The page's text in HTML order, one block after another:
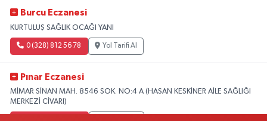
Burcu Eczanesi
KURTULUŞ SAĞLIK OCAĞI YANI
0 (328) 812 56 78 Yol Tarifi Al
Pınar Eczanesi
MİMAR SİNAN MAH. 8546 SOK. NO:4 A (HASAN KESKİNER AİLE SAĞLIĞI
MERKEZİ CİVARI)